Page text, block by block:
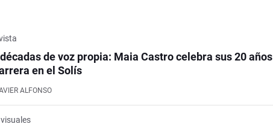
de voz propia: Maia Castro celebra sus 20 años
en el Solís
ALFONSO